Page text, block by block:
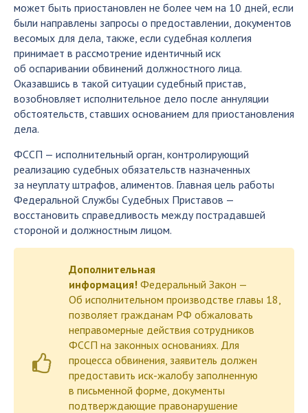
может быть приостановлен не более чем на 10 дней, если
были направлены запросы о предоставлении, документов
весомых для дела, также, если судебная коллегия
принимает в рассмотрение идентичный иск
об оспаривании обвинений должностного лица.
Оказавшись в такой ситуации судебный пристав,
возобновляет исполнительное дело после аннуляции
обстоятельств, ставших основанием для приостановления
дела.
ФССП — исполнительный орган, контролирующий
реализацию судебных обязательств назначенных
за неуплату штрафов, алиментов. Главная цель работы
Федеральной Службы Судебных Приставов —
восстановить справедливость между пострадавшей
стороной и должностным лицом.
Дополнительная
информация! Федеральный Закон —
Об исполнительном производстве главы 18,
позволяет гражданам РФ обжаловать
неправомерные действия сотрудников
ФССП на законных основаниях. Для
процесса обвинения, заявитель должен
предоставить иск-жалобу заполненную
в письменной форме, документы
подтверждающие правонарушение